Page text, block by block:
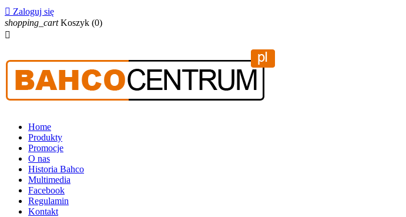
 Zaloguj się
shopping_cart Koszyk (0)

Home
Produkty
Promocje
O nas
Historia Bahco
Multimedia
Facebook
Regulamin
Kontakt